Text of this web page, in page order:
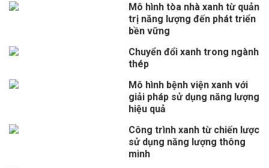
Mô hình tòa nhà xanh từ quản
trị năng lượng đến phát triển
bền vững
Chuyển đổi xanh trong ngành
thép
Mô hình bệnh viện xanh với
giải pháp sử dụng năng lượng
hiệu quả
Công trình xanh từ chiến lược
sử dụng năng lượng thông
minh